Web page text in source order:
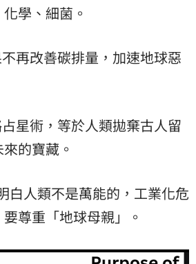
學、細菌。
再改善碳排量，加速地球惡
星術，等於人類拋棄古人留
的寶藏。
白人類不是萬能的，工業化危
尊重「地球母親」。